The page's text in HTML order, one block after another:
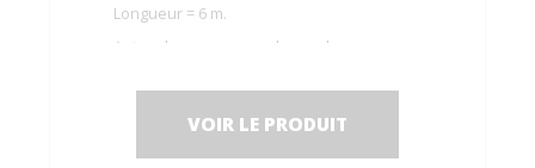
Longueur = 6 m.
Autres longueurs sur demande.
VOIR LE PRODUIT